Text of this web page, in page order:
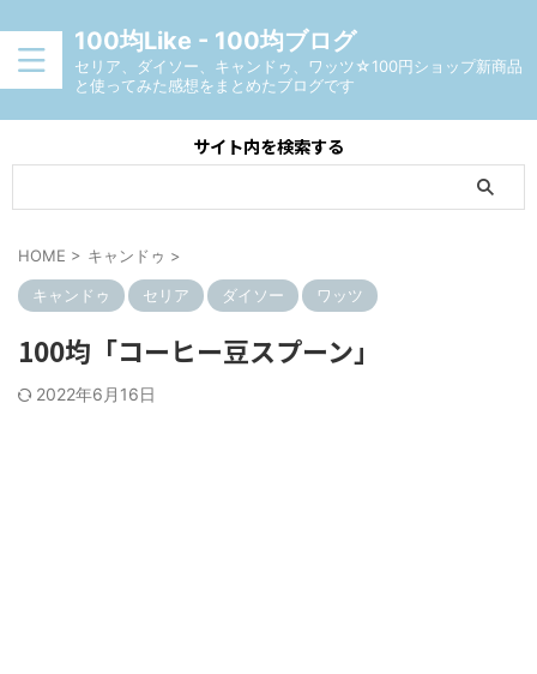
100均Like - 100均ブログ
セリア、ダイソー、キャンドゥ、ワッツ☆100円ショップ新商品
と使ってみた感想をまとめたブログです
サイト内を検索する
HOME > キャンドゥ >
キャンドゥ セリア ダイソー ワッツ
100均「コーヒー豆スプーン」
2022年6月16日